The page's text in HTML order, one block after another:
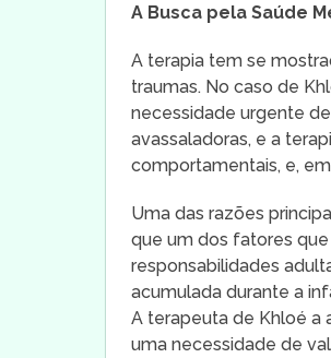
A Busca pela Saúde
A terapia tem se
traumas. No caso de
necessidade urgente
avassaladoras, e a
comportamentais, e,
Uma das razões
que um dos fatores
responsabilidades
acumulada durante a
A terapeuta de Khloé a
uma necessidade de